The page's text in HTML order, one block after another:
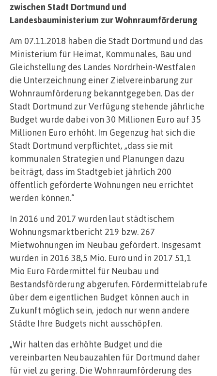
zwischen Stadt Dortmund und
Landesbauministerium zur Wohnraumförderung
Am 07.11.2018 haben die Stadt Dortmund und das
Ministerium für Heimat, Kommunales, Bau und
Gleichstellung des Landes Nordrhein-Westfalen
die Unterzeichnung einer Zielvereinbarung zur
Wohnraumförderung bekanntgegeben. Das der
Stadt Dortmund zur Verfügung stehende jährliche
Budget wurde dabei von 30 Millionen Euro auf 35
Millionen Euro erhöht. Im Gegenzug hat sich die
Stadt Dortmund verpflichtet, „dass sie mit
kommunalen Strategien und Planungen dazu
beiträgt, dass im Stadtgebiet jährlich 200
öffentlich geförderte Wohnungen neu errichtet
werden können.“
In 2016 und 2017 wurden laut städtischem
Wohnungsmarktbericht 219 bzw. 267
Mietwohnungen im Neubau gefördert. Insgesamt
wurden in 2016 38,5 Mio. Euro und in 2017 51,1
Mio Euro Fördermittel für Neubau und
Bestandsförderung abgerufen. Fördermittelabrufe
über dem eigentlichen Budget können auch in
Zukunft möglich sein, jedoch nur wenn andere
Städte Ihre Budgets nicht ausschöpfen.
„Wir halten das erhöhte Budget und die
vereinbarten Neubauzahlen für Dortmund daher
für viel zu gering. Die Wohnraumförderung des